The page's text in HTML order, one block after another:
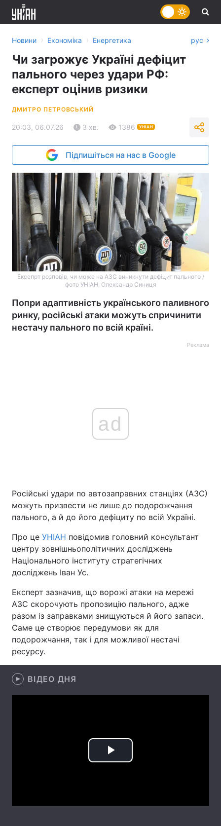
Україна Політика
Спорт Наука
Техно і зв'язок
Зброя Інциденти
Здоров'я Туризм
Цікавинки Погода
Екологія
Лонгріди
Новини › Економіка › Енергетика рус
Чи загрожує Україні дефіцит
пального через удари РФ:
експерт оцінив ризики
ДМИТРО ПЕТРОВСЬКИЙ
20:03, 06.07.26 3 хв. 1386 УНІАН
Підпишіться на нас в Google
Ексепрт розповів, чи може на АЗС виникнути дефіцит пального /
фото УНІАН, Олександр Синиця
Попри адаптивність українського паливного
ринку, російські атаки можуть спричинити
нестачу пального по всій країні.
Реклама
ad
Російські удари по автозаправних станціях (АЗС)
можуть призвести не лише до подорожчання
пального, а й до його дефіциту по всій Україні.
Про це УНІАН повідомив головний консультант
центру зовнішньополітичних досліджень
Національного інституту стратегічних
досліджень Іван Ус.
Експерт зазначив, що ворожі атаки на мережі
АЗС скорочують пропозицію пального, адже
разом із заправками знищуються й його запаси.
Саме це створює передумови як для
подорожчання, так і для можливої нестачі
ресурсу.
ВІДЕО ДНЯ
Play